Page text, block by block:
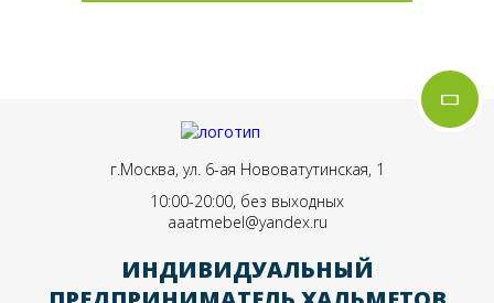
г.Москва, ул. 6-ая Нововатутинская, 1
10:00-20:00, без выходных
aaatmebel@yandex.ru
ИНДИВИДУАЛЬНЫЙ